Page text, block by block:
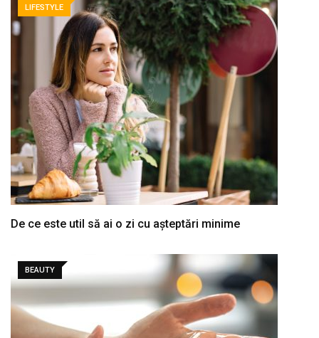
LIFESTYLE
De ce este util să ai o zi cu așteptări minime
BEAUTY